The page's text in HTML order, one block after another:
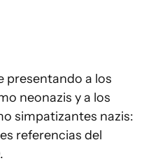
presentando a los
neonazis y a los
simpatizantes nazis:
referencias del